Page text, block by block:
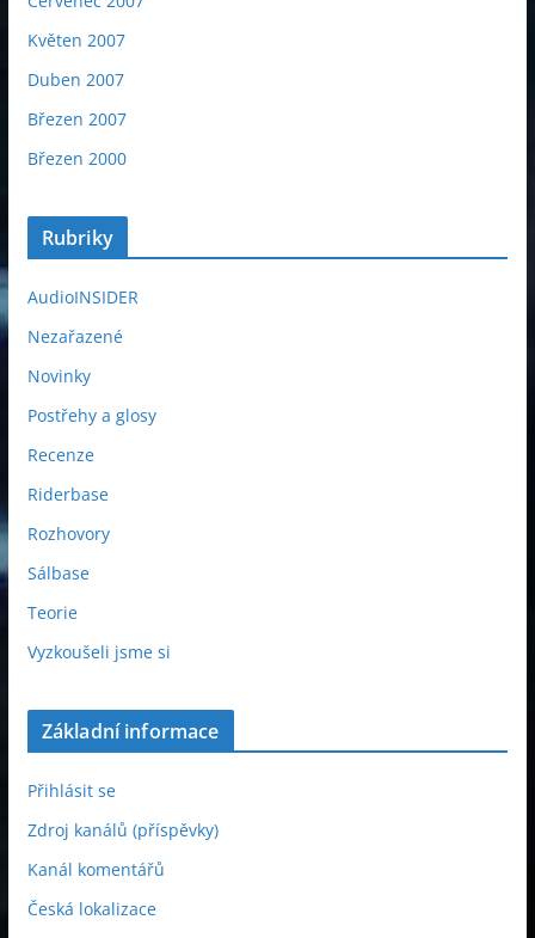
Květen 2007
Duben 2007
Březen 2007
Březen 2000
Rubriky
AudioINSIDER
Nezařazené
Novinky
Postřehy a glosy
Recenze
Riderbase
Rozhovory
Sálbase
Teorie
Vyzkoušeli jsme si
Základní informace
Přihlásit se
Zdroj kanálů (příspěvky)
Kanál komentářů
Česká lokalizace